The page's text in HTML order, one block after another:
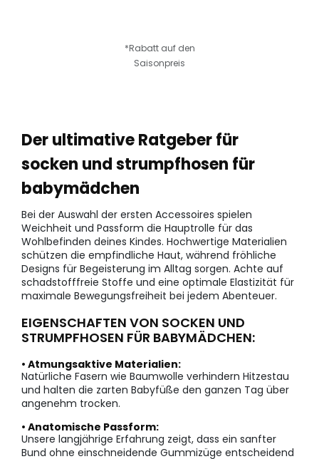
*Rabatt auf den
Saisonpreis
Der ultimative Ratgeber für
socken und strumpfhosen für
babymädchen
Bei der Auswahl der ersten Accessoires spielen
Weichheit und Passform die Hauptrolle für das
Wohlbefinden deines Kindes. Hochwertige Materialien
schützen die empfindliche Haut, während fröhliche
Designs für Begeisterung im Alltag sorgen. Achte auf
schadstofffreie Stoffe und eine optimale Elastizität für
maximale Bewegungsfreiheit bei jedem Abenteuer.
EIGENSCHAFTEN VON SOCKEN UND
STRUMPFHOSEN FÜR BABYMÄDCHEN:
• Atmungsaktive Materialien:
Natürliche Fasern wie Baumwolle verhindern Hitzestau
und halten die zarten Babyfüße den ganzen Tag über
angenehm trocken.
• Anatomische Passform:
Unsere langjährige Erfahrung zeigt, dass ein sanfter
Bund ohne einschneidende Gummizüge entscheidend